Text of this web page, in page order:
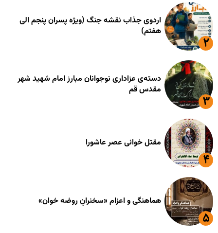
اردوی جذاب نقشه جنگ (ویژه پسران پنجم الی
هفتم)
دسته‌ی عزاداری نوجوانان مبارز امام شهید شهر
مقدس قم
مقتل خوانی عصر عاشورا
هماهنگی و اعزام «سخنرانِ روضه خوان»